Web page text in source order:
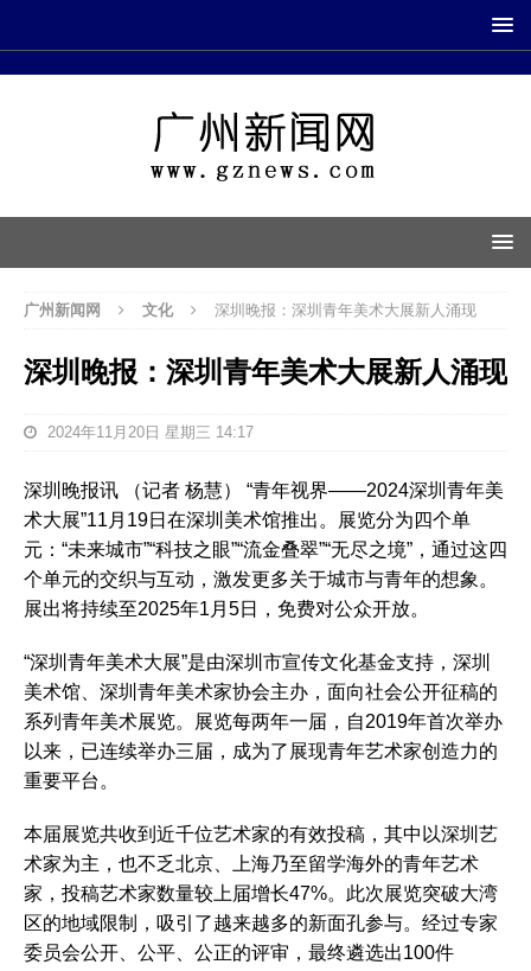
广州新闻网 文化 深圳晚报：深圳青年美术大展新人涌现
深圳晚报：深圳青年美术大展新人涌现
2024年11月20日 星期三 14:17
深圳晚报讯 （记者 杨慧） “青年视界——2024深圳青年美
术大展”11月19日在深圳美术馆推出。展览分为四个单
元：“未来城市”“科技之眼”“流金叠翠”“无尽之境”，通过这四
个单元的交织与互动，激发更多关于城市与青年的想象。
展出将持续至2025年1月5日，免费对公众开放。
“深圳青年美术大展”是由深圳市宣传文化基金支持，深圳
美术馆、深圳青年美术家协会主办，面向社会公开征稿的
系列青年美术展览。展览每两年一届，自2019年首次举办
以来，已连续举办三届，成为了展现青年艺术家创造力的
重要平台。
本届展览共收到近千位艺术家的有效投稿，其中以深圳艺
术家为主，也不乏北京、上海乃至留学海外的青年艺术
家，投稿艺术家数量较上届增长47%。此次展览突破大湾
区的地域限制，吸引了越来越多的新面孔参与。经过专家
委员会公开、公平、公正的评审，最终遴选出100件